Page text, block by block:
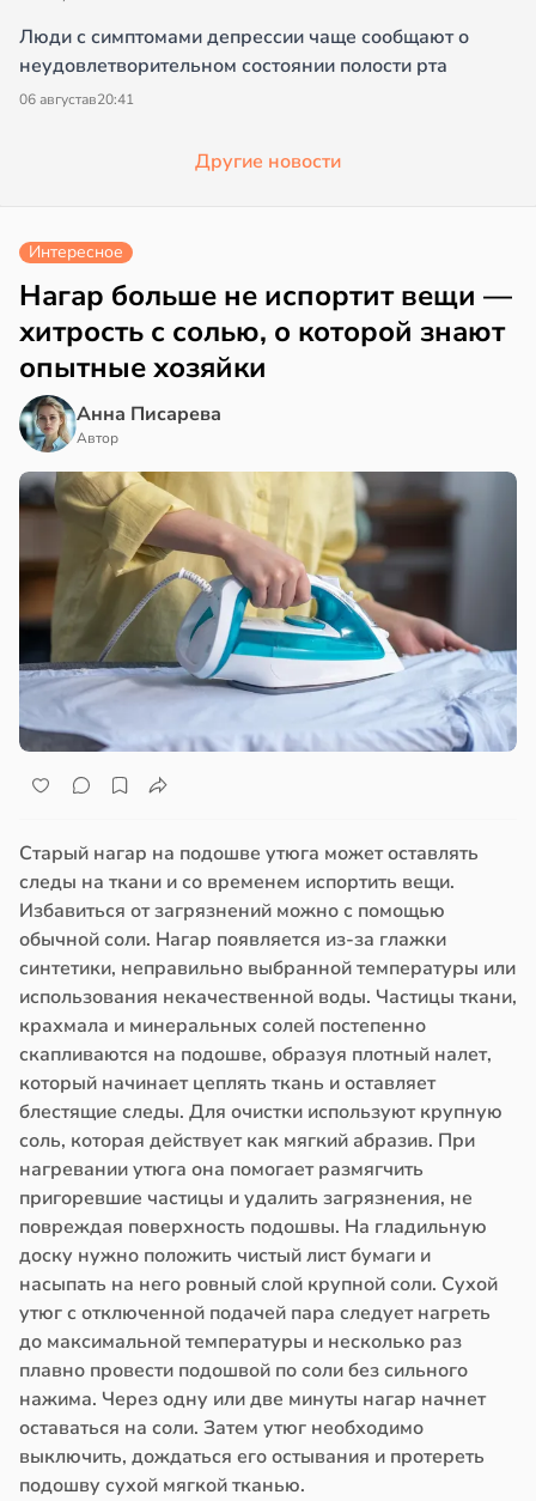
Люди с симптомами депрессии чаще сообщают о
неудовлетворительном состоянии полости рта
06 августав20:41
Другие новости
Интересное
Нагар больше не испортит вещи —
хитрость с солью, о которой знают
опытные хозяйки
Анна Писарева
Автор
Старый нагар на подошве утюга может оставлять
следы на ткани и со временем испортить вещи.
Избавиться от загрязнений можно с помощью
обычной соли. Нагар появляется из-за глажки
синтетики, неправильно выбранной температуры или
использования некачественной воды. Частицы ткани,
крахмала и минеральных солей постепенно
скапливаются на подошве, образуя плотный налет,
который начинает цеплять ткань и оставляет
блестящие следы. Для очистки используют крупную
соль, которая действует как мягкий абразив. При
нагревании утюга она помогает размягчить
пригоревшие частицы и удалить загрязнения, не
повреждая поверхность подошвы. На гладильную
доску нужно положить чистый лист бумаги и
насыпать на него ровный слой крупной соли. Сухой
утюг с отключенной подачей пара следует нагреть
до максимальной температуры и несколько раз
плавно провести подошвой по соли без сильного
нажима. Через одну или две минуты нагар начнет
оставаться на соли. Затем утюг необходимо
выключить, дождаться его остывания и протереть
подошву сухой мягкой тканью.